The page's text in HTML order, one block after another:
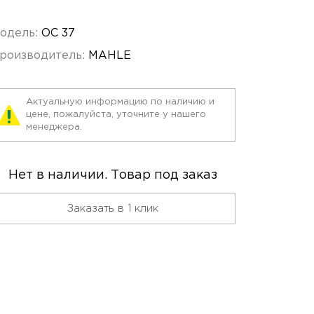
OC 37
MAHLE
Актуальную информацию по наличию и
цене, пожалуйста, уточните у нашего
менеджера.
Нет в наличии. Товар под заказ
Заказать в 1 клик